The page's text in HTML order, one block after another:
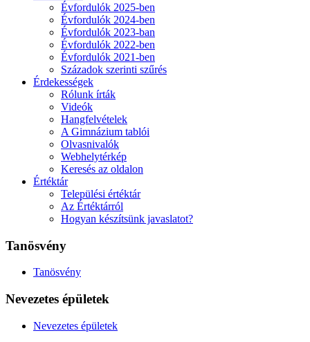
Évfordulók 2025-ben
Évfordulók 2024-ben
Évfordulók 2023-ban
Évfordulók 2022-ben
Évfordulók 2021-ben
Századok szerinti szűrés
Érdekességek
Rólunk írták
Videók
Hangfelvételek
A Gimnázium tablói
Olvasnivalók
Webhelytérkép
Keresés az oldalon
Értéktár
Települési értéktár
Az Értéktárról
Hogyan készítsünk javaslatot?
Tanösvény
Tanösvény
Nevezetes épületek
Nevezetes épületek